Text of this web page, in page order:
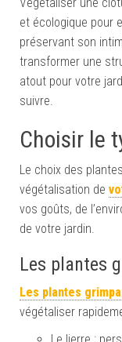
et écologique pour
préservant son
transformer une
atout pour votre
suivre.
Choisir le
Le choix des
végétalisation de
vos goûts, de
de votre jardin.
Les plantes
Les plantes
végétaliser